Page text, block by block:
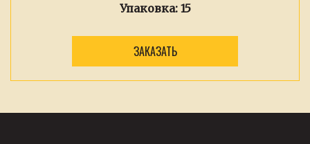
Упаковка: 15
ЗАКАЗАТЬ